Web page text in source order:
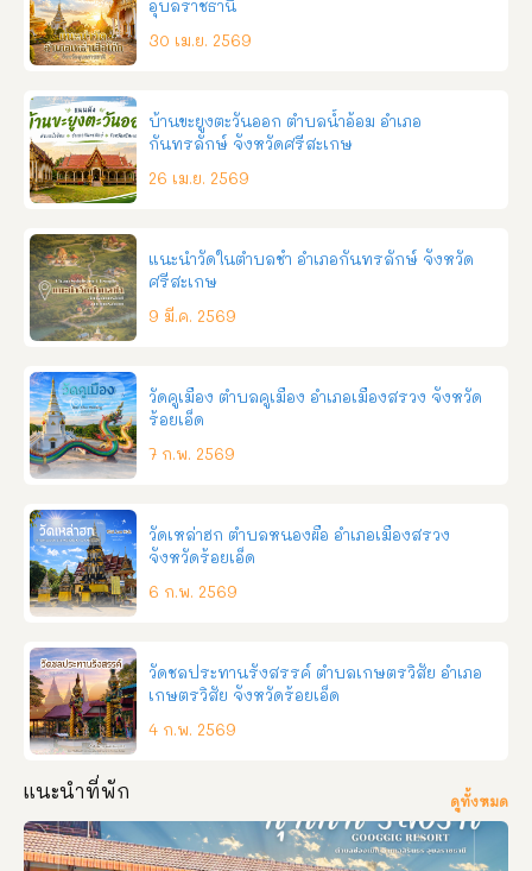
อุบลราชธานี
30 เม.ย. 2569
บ้านขะยูงตะวันออก ตำบลน้ำอ้อม อำเภอ
กันทรลักษ์ จังหวัดศรีสะเกษ
26 เม.ย. 2569
แนะนำวัดในตำบลชำ อำเภอกันทรลักษ์ จังหวัด
ศรีสะเกษ
9 มี.ค. 2569
วัดคูเมือง ตำบลคูเมือง อำเภอเมืองสรวง จังหวัด
ร้อยเอ็ด
7 ก.พ. 2569
วัดเหล่าฮก ตำบลหนองผือ อำเภอเมืองสรวง
จังหวัดร้อยเอ็ด
6 ก.พ. 2569
วัดชลประทานรังสรรค์ ตำบลเกษตรวิสัย อำเภอ
เกษตรวิสัย จังหวัดร้อยเอ็ด
4 ก.พ. 2569
แนะนำที่พัก ดูทั้งหมด